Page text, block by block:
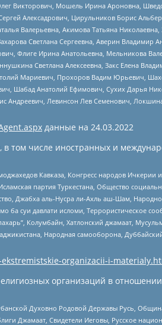
Викторович, Мошель Ирина Ароновна,
Алексадрович, Цирульников Борис
Валерьевна, Акимова Татьяна
Светлана Сергеевна, Аверин
Флиге Ирина Анатольевна, Мельникова
Светлана Алексеевна, Закс Елена
Мариевич, Прохоров Вадим Юрьевич,
Шабад Анатолий Ефимович, Сухих Дарья
Андреевич, Левинсон Лев Семенович,
данные на 24.03.2022
том числе иностранных и
Кавказа, Конгресс народов Ичкерии
партия Туркестана, Общество
Джабха аль-Нусра ли-Ахль аш-Шам,
ба суи давлати исломи, Террористическое
Колумбайн, Хатлонский джамаат,
Народная самооборона,
organizacii-i-
организаций в
Духовно Родовой Державы Русь,
Джамаат, Свидетели Иеговы, Русское